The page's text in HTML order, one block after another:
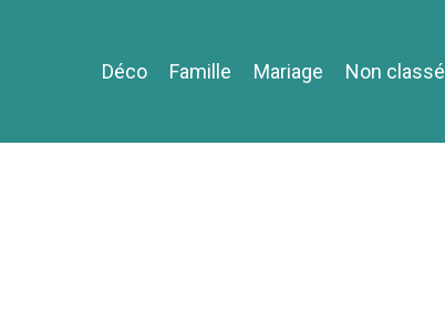
Déco Famille Mariage Non classé